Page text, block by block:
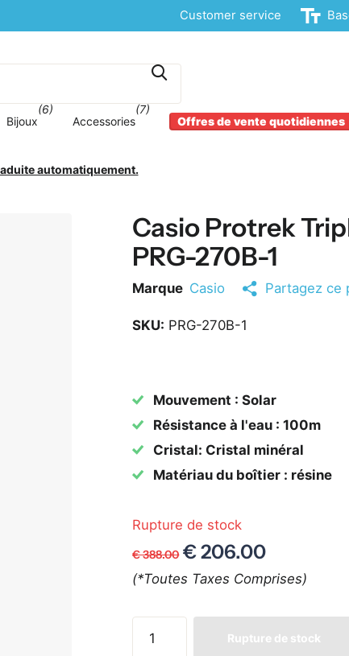
Customer service
Bijoux
(6)
Accessories
(7)
Offres de vente quotidiennes
automatiquement.
Casio Protrek
PRG-270B-1
Marque Casio Partagez ce
SKU: PRG-270B-1
Mouvement : Solar
Résistance à l'eau : 100m
Cristal: Cristal minéral
Matériau du boîtier : résine
Rupture de stock
€ 388.00€ 206.00
(*Toutes Taxes Comprises)
Rupture de stock